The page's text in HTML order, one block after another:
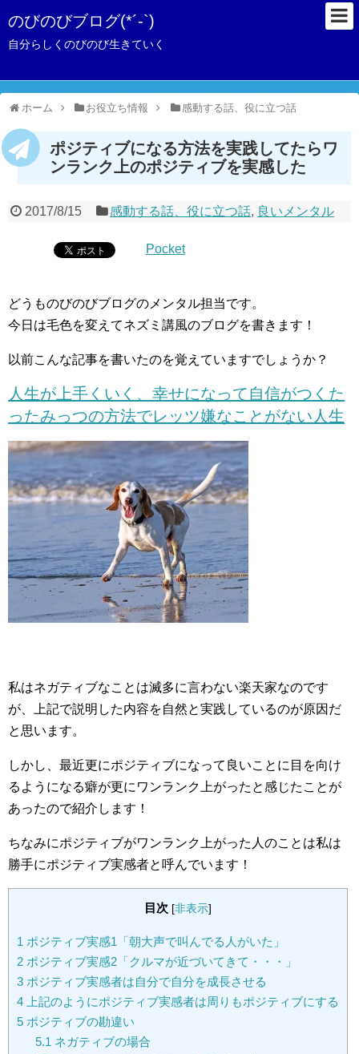
のびのびブログ(*´-`)
自分らしくのびのび生きていく
ホーム お役立ち情報 感動する話、役に立つ話
ポジティブになる方法を実践してたらワ
ンランク上のポジティブを実感した
2017/8/15 感動する話、役に立つ話, 良いメンタル
Pocket
どうものびのびブログのメンタル担当です。
今日は毛色を変えてネズミ講風のブログを書きます！
以前こんな記事を書いたのを覚えていますでしょうか？
人生が上手くいく、幸せになって自信がつくた
ったみっつの方法でレッツ嫌なことがない人生
私はネガティブなことは滅多に言わない楽天家なのです
が、上記で説明した内容を自然と実践しているのが原因だ
と思います。
しかし、最近更にポジティブになって良いことに目を向け
るようになる癖が更にワンランク上がったと感じたことが
あったので紹介します！
ちなみにポジティブがワンランク上がった人のことは私は
勝手にポジティブ実感者と呼んでいます！
目次 [非表示]
1 ポジティブ実感1「朝大声で叫んでる人がいた」
2 ポジティブ実感2「クルマが近づいてきて・・・」
3 ポジティブ実感者は自分で自分を成長させる
4 上記のようにポジティブ実感者は周りもポジティブにする
5 ポジティブの勘違い
5.1 ネガティブの場合